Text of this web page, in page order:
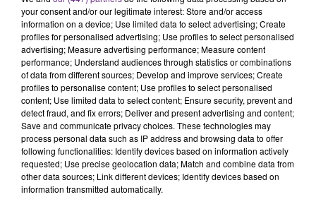
0h48
0h48
ANOTR & 54 ULTRA
Talk To You
0h45
0h45
MYLES SMITH & NIALL HORAN
your consent and/or our legitimate interest: Store and/or access
information on a device; Use limited data to select advertising; Create
profiles for personalised advertising; Use profiles to select personalised
advertising; Measure advertising performance; Measure content
performance; Understand audiences through statistics or combinations
of data from different sources; Develop and improve services; Create
profiles to personalise content; Use profiles to select personalised
content; Use limited data to select content; Ensure security, prevent and
detect fraud, and fix errors; Deliver and present advertising and content;
Save and communicate privacy choices. These technologies may
process personal data such as IP address and browsing data to offer
following functionalities: Identify devices based on information actively
requested; Use precise geolocation data; Match and combine data from
other data sources; Link different devices; Identify devices based on
information transmitted automatically.